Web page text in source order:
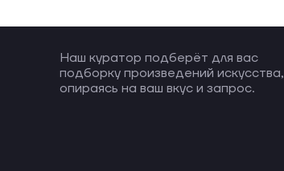
Наш куратор подберёт для вас
подборку произведений искусства,
опираясь на ваш вкус и запрос.